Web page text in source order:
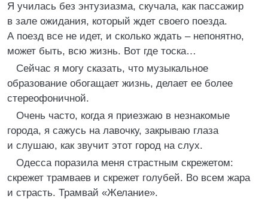
Я училась без энтузиазма, скучала, как пассажир
в зале ожидания, который ждет своего поезда.
А поезд все не идет, и сколько ждать – непонятно,
может быть, всю жизнь. Вот где тоска…
Сейчас я могу сказать, что музыкальное
образование обогащает жизнь, делает ее более
стереофоничной.
Очень часто, когда я приезжаю в незнакомые
города, я сажусь на лавочку, закрываю глаза
и слушаю, как звучит этот город на слух.
Одесса поразила меня страстным скрежетом:
скрежет трамваев и скрежет голубей. Во всем жара
и страсть. Трамвай «Желание».